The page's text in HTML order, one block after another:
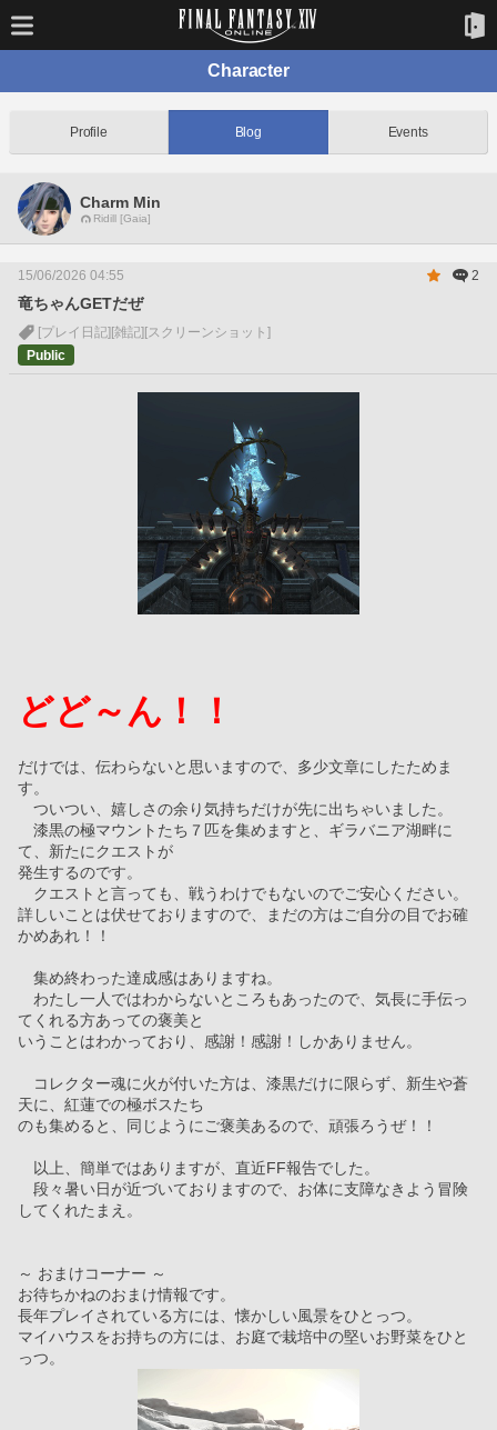
Character
Profile Blog Events
Charm Min
Ridill [Gaia]
15/06/2026 04:55 2
竜ちゃんGETだぜ
[プレイ日記] [雑記] [スクリーンショット]
Public
どど～ん！！
だけでは、伝わらないと思いますので、多少文章にしたためま
す。
ついつい、嬉しさの余り気持ちだけが先に出ちゃいました。
漆黒の極マウントたち７匹を集めますと、ギラバニア湖畔に
て、新たにクエストが
発生するのです。
クエストと言っても、戦うわけでもないのでご安心ください。
詳しいことは伏せておりますので、まだの方はご自分の目でお確
かめあれ！！
集め終わった達成感はありますね。
わたし一人ではわからないところもあったので、気長に手伝っ
てくれる方あっての褒美と
いうことはわかっており、感謝！感謝！しかありません。
コレクター魂に火が付いた方は、漆黒だけに限らず、新生や蒼
天に、紅蓮での極ボスたち
のも集めると、同じようにご褒美あるので、頑張ろうぜ！！
以上、簡単ではありますが、直近FF報告でした。
段々暑い日が近づいておりますので、お体に支障なきよう冒険
してくれたまえ。
～ おまけコーナー ～
お待ちかねのおまけ情報です。
長年プレイされている方には、懐かしい風景をひとっつ。
マイハウスをお持ちの方には、お庭で栽培中の堅いお野菜をひと
っつ。